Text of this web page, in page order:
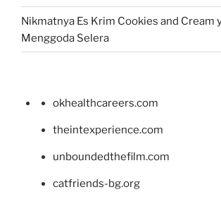
Nikmatnya Es Krim Cookies and Cream
Menggoda Selera
okhealthcareers.com
theintexperience.com
unboundedthefilm.com
catfriends-bg.org